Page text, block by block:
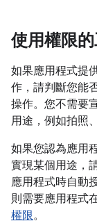
使用權限
如果應用程式提
作，請判斷您能
操作。您不需要
用途，例如拍照
如果您認為應用
實現某個用途，
應用程式時自動
則需要應用程式
權限。